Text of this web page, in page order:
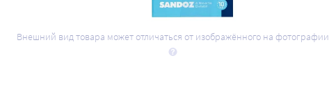
Внешний вид товара может отличаться от изображённого на фотографии